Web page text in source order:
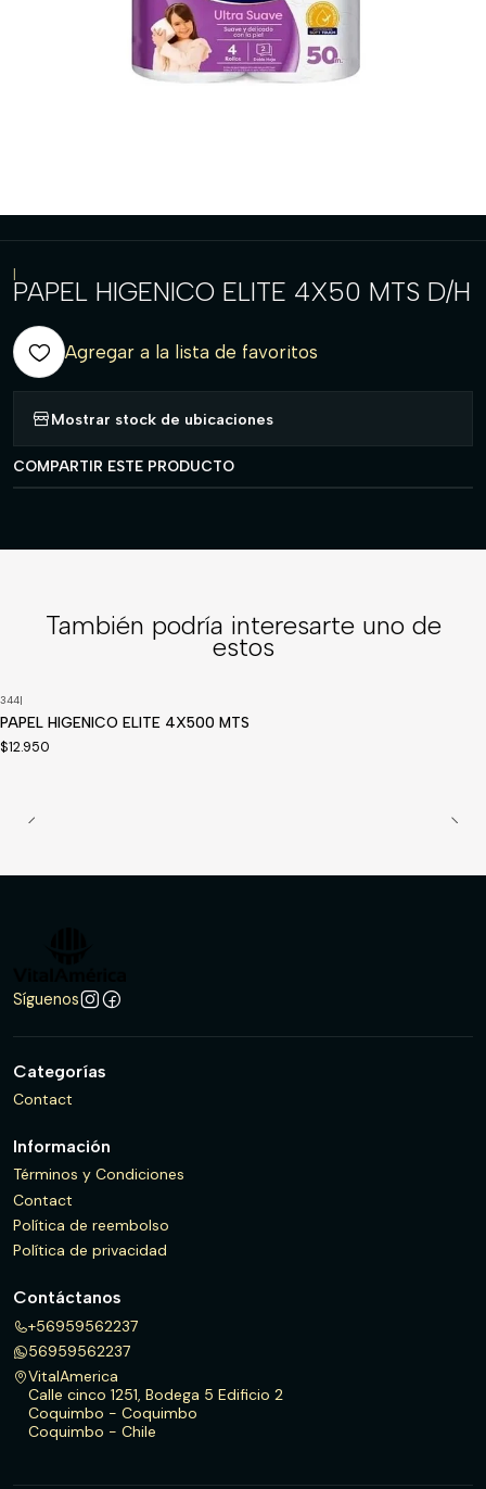
|
PAPEL HIGENICO ELITE 4X50 MTS D/H
Agregar a la lista de favoritos
Mostrar stock de ubicaciones
COMPARTIR ESTE PRODUCTO
También podría interesarte uno de
estos
344|
PAPEL HIGENICO ELITE 4X500 MTS
$12.950
Síguenos
Categorías
Contact
Información
Términos y Condiciones
Contact
Política de reembolso
Política de privacidad
Contáctanos
+56959562237
56959562237
VitalAmerica
Calle cinco 1251, Bodega 5 Edificio 2
Coquimbo - Coquimbo
Coquimbo - Chile